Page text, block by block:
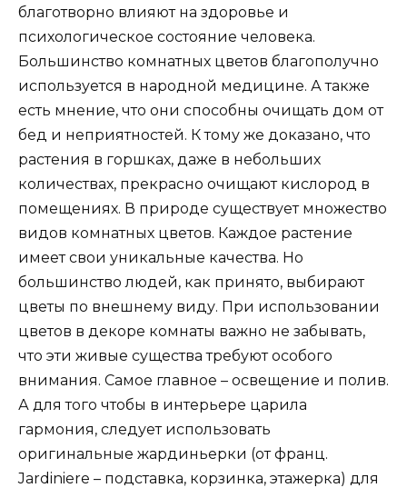
благотворно влияют на здоровье и
психологическое состояние человека.
Большинство комнатных цветов благополучно
используется в народной медицине. А также
есть мнение, что они способны очищать дом от
бед и неприятностей. К тому же доказано, что
растения в горшках, даже в небольших
количествах, прекрасно очищают кислород в
помещениях. В природе существует множество
видов комнатных цветов. Каждое растение
имеет свои уникальные качества. Но
большинство людей, как принято, выбирают
цветы по внешнему виду. При использовании
цветов в декоре комнаты важно не забывать,
что эти живые существа требуют особого
внимания. Самое главное – освещение и полив.
А для того чтобы в интерьере царила
гармония, следует использовать
оригинальные жардиньерки (от франц.
Jardiniere – подставка, корзинка, этажерка) для